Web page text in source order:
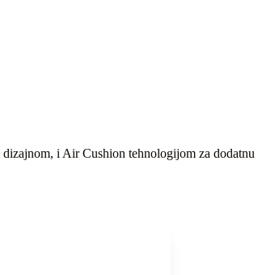
i Air Cushion tehnologijom za dodatnu